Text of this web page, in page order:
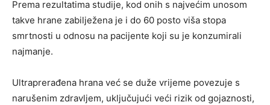
Prema rezultatima studije, kod onih s najvećim unosom
takve hrane zabilježena je i do 60 posto viša stopa
smrtnosti u odnosu na pacijente koji su je konzumirali
najmanje.
Ultraprerađena hrana već se duže vrijeme povezuje s
narušenim zdravljem, uključujući veći rizik od gojaznosti,